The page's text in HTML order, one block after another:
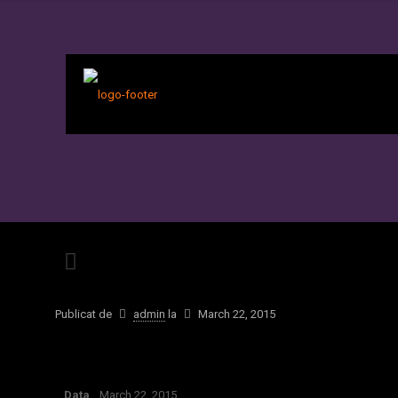
Publicat de admin la March 22, 2015
Data March 22, 2015